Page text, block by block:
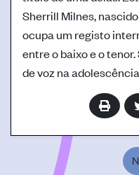
Sherrill Milnes,
ocupa um registo
entre o baixo e o
de voz na